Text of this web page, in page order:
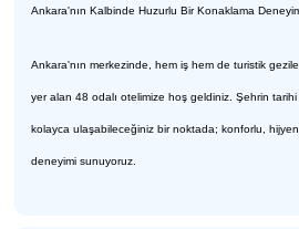
Ankara'nın Kalbinde Huzurlu Bir Konaklama
Ankara'nın merkezinde, hem iş hem de turistik
yer alan 48 odalı otelimize hoş geldiniz. Şehrin
kolayca ulaşabileceğiniz bir noktada; konforlu,
deneyimi sunuyoruz.